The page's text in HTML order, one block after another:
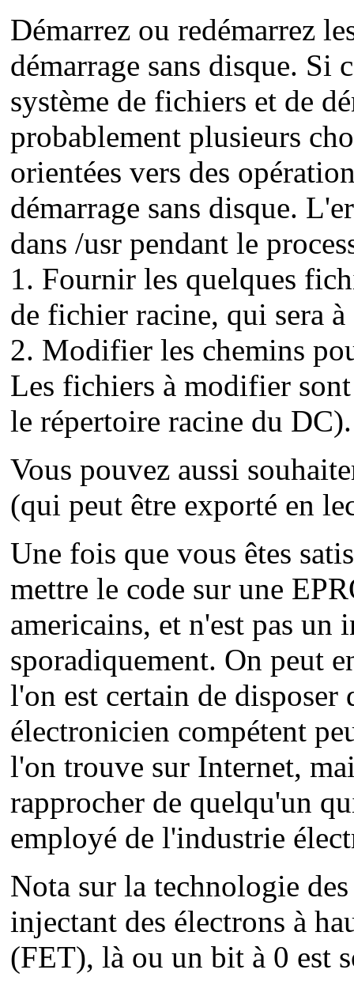
Démarrez ou redémarrez
démarrage sans disque.
système de fichiers et de
probablement plusieurs
orientées vers des
démarrage sans disque.
dans /usr pendant le
1. Fournir les quelques
de fichier racine, qui sera
2. Modifier les chemins
Les fichiers à modifier
le répertoire racine du DC).
Vous pouvez aussi
(qui peut être exporté en
Une fois que vous êtes
mettre le code sur une
americains, et n'est pas
sporadiquement. On peut
l'on est certain de
électronicien compétent
l'on trouve sur Internet,
rapprocher de quelqu'un
employé de l'industrie
Nota sur la technologie
injectant des électrons à
(FET), là ou un bit à 0 est